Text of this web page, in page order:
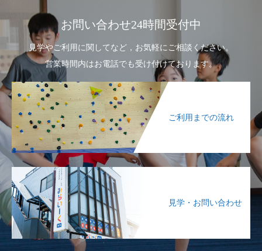
お問い合わせ24時間受付中
見学やご利用に関してなど，お気軽にご相談ください。
営業時間内はお電話でも受け付けております。
ご利用までの流れ
見学・お問い合わせ